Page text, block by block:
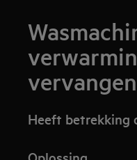
Heeft betrekking